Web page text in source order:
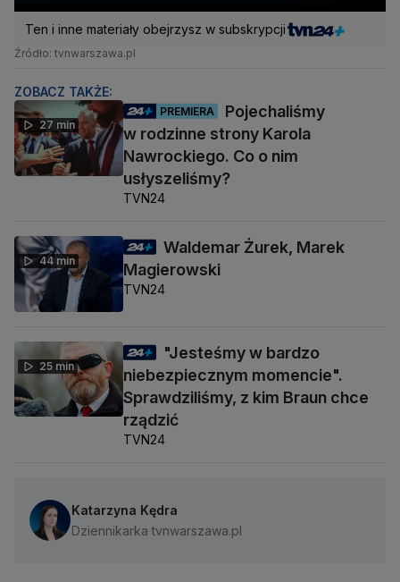
Ten i inne materiały obejrzysz w subskrypcji
Źródło: tvnwarszawa.pl
ZOBACZ TAKŻE:
27 min
PREMIERA
Pojechaliśmy
w rodzinne strony Karola
Nawrockiego. Co o nim
usłyszeliśmy?
TVN24
44 min
Waldemar Żurek, Marek
Magierowski
TVN24
25 min
"Jesteśmy w bardzo
niebezpiecznym momencie".
Sprawdziliśmy, z kim Braun chce
rządzić
TVN24
Katarzyna Kędra
Dziennikarka tvnwarszawa.pl